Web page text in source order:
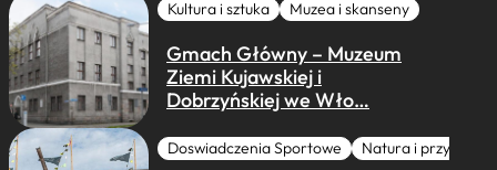
Kultura i sztuka Muzea i skanseny
Gmach Główny – Muzeum
Ziemi Kujawskiej i
Dobrzyńskiej we Wło…
Doswiadczenia Sportowe Natura i przygoda